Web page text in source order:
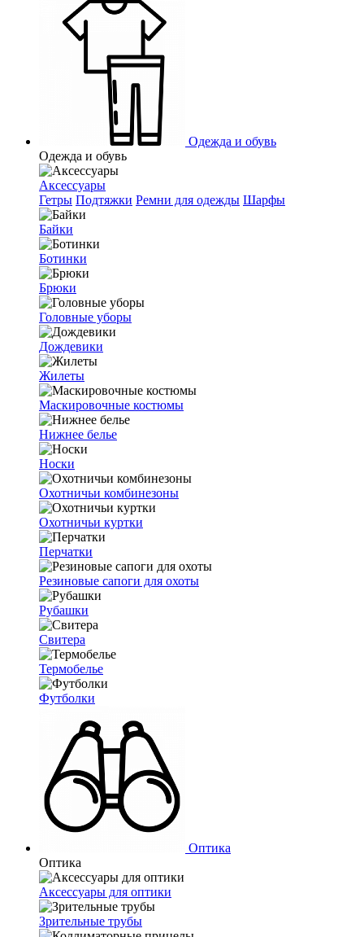
Одежда и обувь
Одежда и обувь
Аксессуары
Гетры Подтяжки Ремни для одежды Шарфы
Байки
Ботинки
Брюки
Головные уборы
Дождевики
Жилеты
Маскировочные костюмы
Нижнее белье
Носки
Охотничьи комбинезоны
Охотничьи куртки
Перчатки
Резиновые сапоги для охоты
Рубашки
Свитера
Термобелье
Футболки
Оптика
Оптика
Аксессуары для оптики
Зрительные трубы